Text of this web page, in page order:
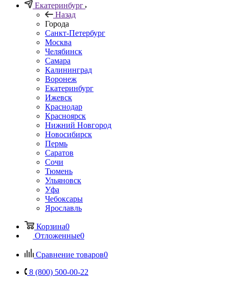
Екатеринбург
Назад
Города
Санкт-Петербург
Москва
Челябинск
Самара
Калининград
Воронеж
Екатеринбург
Ижевск
Краснодар
Красноярск
Нижний Новгород
Новосибирск
Пермь
Саратов
Сочи
Тюмень
Ульяновск
Уфа
Чебоксары
Ярославль
Корзина0
Отложенные0
Сравнение товаров0
8 (800) 500-00-22